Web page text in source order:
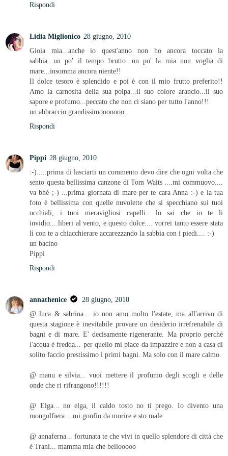
Rispondi
Lidia Miglionico 28 giugno, 2010
Gioia mia...anche io quest'anno non ho ancora toccato la
sabbia...un po' il tempo brutto...un po' la mia non voglia di
mare...insomma ancora niente!!
Il dolce tesoro è splendido e poi è con il mio frutto preferito!!
Amo la carnosità della sua polpa...il suo colore arancio...il suo
sapore e profumo...peccato che non ci siano per tutto l'anno!!!
un abbraccio grandissimooooooo
Rispondi
Pippi 28 giugno, 2010
:-).....prima di lasciarti un commento devo dire che ogni volta che
sento questa bellissima canzone di Tom Waits ....mi commuovo....
va bhè ;-) ...prima giornata di mare per te cara Anna :-) e la tua
foto è bellissima con quelle nuvolette che si specchiano sui tuoi
occhiali, i tuoi meravigliosi capelli.. lo sai che io te li
invidio....liberi al vento, e questo dolce.... vorrei tanto essere stata
lì con te a chiacchierare accarezzando la sabbia con i piedi.... :-)
un bacino
Pippi
Rispondi
annathenice
28 giugno, 2010
@ luca & sabrina... io non amo molto l'estate, ma all'arrivo di
questa stagione è inevitabile provare un desiderio irrefrenabile di
bagni e di mare. E' decisamente rigenerante. Ma proprio perchè
l'acqua è fredda... per quello mi piace da impazzire e non a casa di
solito faccio prestissimo i primi bagni. Ma solo con il mare calmo.
@ manu e silvia... vuoi mettere il profumo degli scogli e delle
onde che ri rifrangono!!!!!!
@ Elga... no elga, il caldo tosto no ti prego. Io divento una
mongolfiera... mi gonfio da morire e sto male
@ annaferna... fortunata te che vivi in quello splendore di città che
è Trani... mamma mia che bellooooo